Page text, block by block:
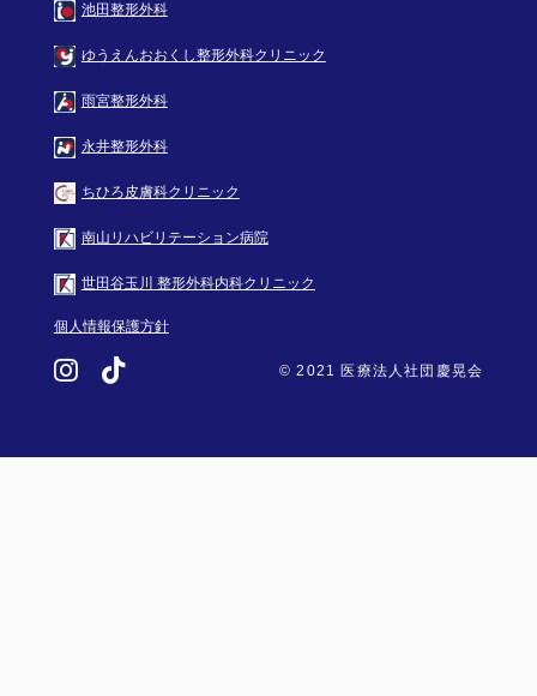
CONTACT
池田整形外科
ゆうえんおおくし整形外科クリニック
雨宮整形外科
永井整形外科
ちひろ皮膚科クリニック
南山リハビリテーション病院
世田谷玉川 整形外科内科クリニック
個人情報保護方針
© 2021 医療法人社団慶晃会